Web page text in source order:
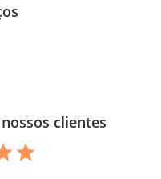
clientes
star